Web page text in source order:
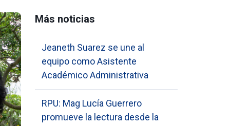
Más noticias
Jeaneth Suarez se une al
equipo como Asistente
Académico Administrativa
RPU: Mag Lucía Guerrero
promueve la lectura desde la